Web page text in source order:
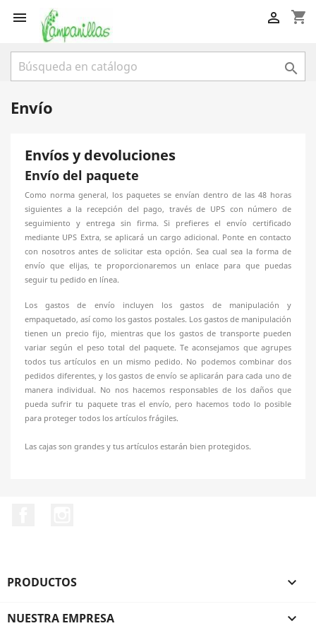
 shopping_cart


Envío
Envíos y devoluciones
Envío del paquete
Como norma general, los paquetes se envían dentro de las 48 horas
siguientes a la recepción del pago, través de UPS con número de
seguimiento y entrega sin firma. Si prefieres el envío certificado
mediante UPS Extra, se aplicará un cargo adicional. Ponte en contacto
con nosotros antes de solicitar esta opción. Sea cual sea la forma de
envío que elijas, te proporcionaremos un enlace para que puedas
seguir tu pedido en línea.
Los gastos de envío incluyen los gastos de manipulación y
empaquetado, así como los gastos postales. Los gastos de manipulación
tienen un precio fijo, mientras que los gastos de transporte pueden
variar según el peso total del paquete. Te aconsejamos que agrupes
todos tus artículos en un mismo pedido. No podemos combinar dos
pedidos diferentes, y los gastos de envío se aplicarán para cada uno de
manera individual. No nos hacemos responsables de los daños que
pueda sufrir tu paquete tras el envío, pero hacemos todo lo posible
para proteger todos los artículos frágiles.
Las cajas son grandes y tus artículos estarán bien protegidos.
PRODUCTOS 
NUESTRA EMPRESA 